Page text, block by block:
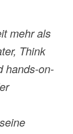
mehr als
Think
hands-on-